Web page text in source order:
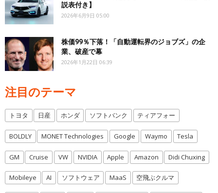
説表付き】
2026年6月9日 05:00
株価99％下落！「自動運転界のジョブズ」の企
業、破産で幕
2026年1月22日 06:39
注目のテーマ
トヨタ 日産 ホンダ ソフトバンク ティアフォー
BOLDLY MONET Technologies Google Waymo Tesla
GM Cruise VW NVIDIA Apple Amazon Didi Chuxing
Mobileye AI ソフトウェア MaaS 空飛ぶクルマ